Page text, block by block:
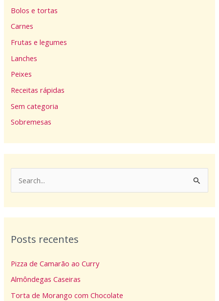
Bolos e tortas
Carnes
Frutas e legumes
Lanches
Peixes
Receitas rápidas
Sem categoria
Sobremesas
s
u
s
a
r
Posts recentes
Pizza de Camarão ao Curry
Almôndegas Caseiras
Torta de Morango com Chocolate